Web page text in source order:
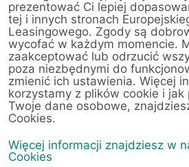
Dynamic Motors Sp. z o.o. (Toruńska)
< Powrót do listy placówek
Dynamic Motors
z o.o. (Toruńska)
Toruńska 272A
85-831 Bydgoszcz
prezentować Ci lepiej
tej i innych stronach
Leasingowego. Zgody są
wycofać w każdym momencie.
zaakceptować lub odrzucić
poza niezbędnymi do
zmienić ich ustawienia. Więcej
korzystamy z plików cookie i
Twoje dane osobowe,
Cookies.
Więcej informacji znajdziesz w
Cookies